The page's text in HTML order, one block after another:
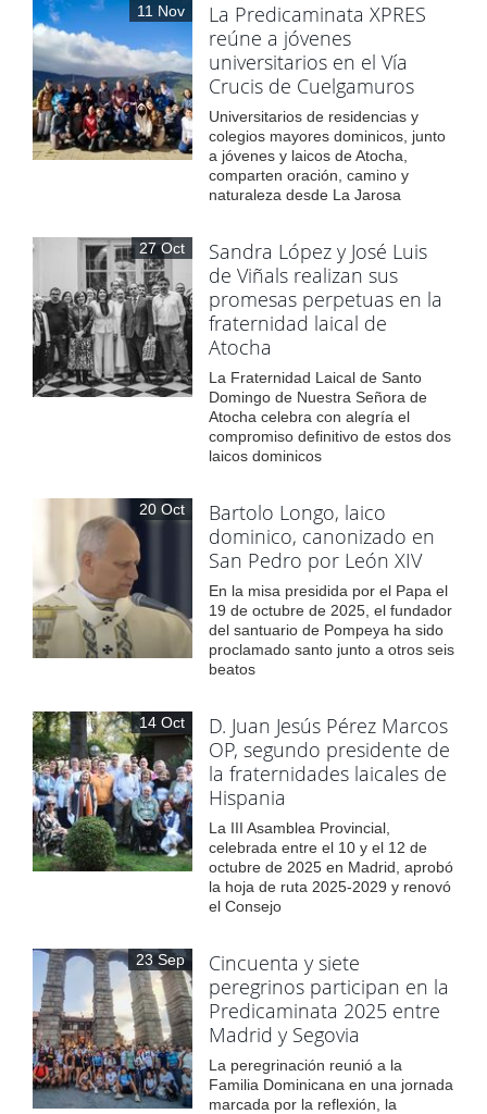
11 Nov
La Predicaminata XPRES
reúne a jóvenes
universitarios en el Vía
Crucis de Cuelgamuros
Universitarios de residencias y
colegios mayores dominicos, junto
a jóvenes y laicos de Atocha,
comparten oración, camino y
naturaleza desde La Jarosa
27 Oct
Sandra López y José Luis
de Viñals realizan sus
promesas perpetuas en la
fraternidad laical de
Atocha
La Fraternidad Laical de Santo
Domingo de Nuestra Señora de
Atocha celebra con alegría el
compromiso definitivo de estos dos
laicos dominicos
20 Oct
Bartolo Longo, laico
dominico, canonizado en
San Pedro por León XIV
En la misa presidida por el Papa el
19 de octubre de 2025, el fundador
del santuario de Pompeya ha sido
proclamado santo junto a otros seis
beatos
14 Oct
D. Juan Jesús Pérez Marcos
OP, segundo presidente de
la fraternidades laicales de
Hispania
La III Asamblea Provincial,
celebrada entre el 10 y el 12 de
octubre de 2025 en Madrid, aprobó
la hoja de ruta 2025-2029 y renovó
el Consejo
23 Sep
Cincuenta y siete
peregrinos participan en la
Predicaminata 2025 entre
Madrid y Segovia
La peregrinación reunió a la
Familia Dominicana en una jornada
marcada por la reflexión, la